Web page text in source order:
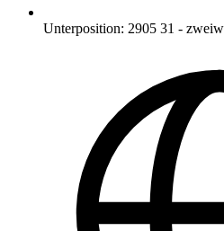
Unterposition: 2905 31 -